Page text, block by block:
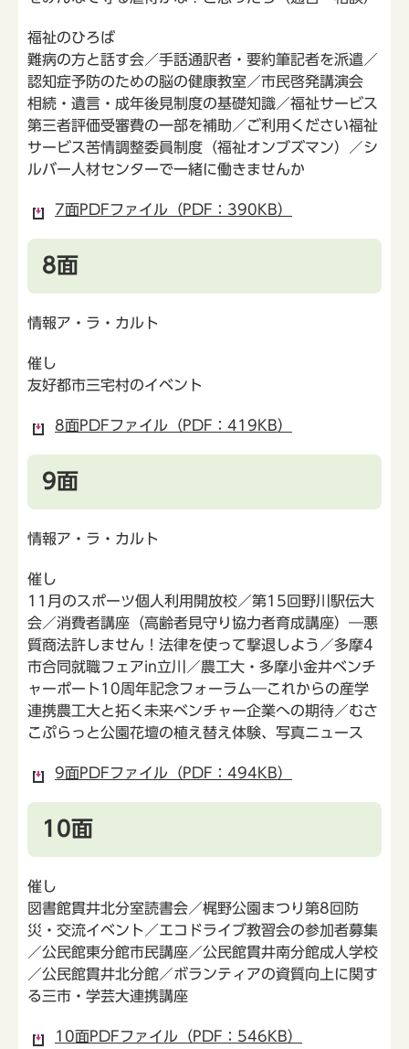
福祉のひろば
難病の方と話す会／手話通訳者・要約筆記者を派遣／
認知症予防のための脳の健康教室／市民啓発講演会
相続・遺言・成年後見制度の基礎知識／福祉サービス
第三者評価受審費の一部を補助／ご利用ください福祉
サービス苦情調整委員制度（福祉オンブズマン）／シ
ルバー人材センターで一緒に働きませんか
7面PDFファイル（PDF：390KB）
8面
情報ア・ラ・カルト
催し
友好都市三宅村のイベント
8面PDFファイル（PDF：419KB）
9面
情報ア・ラ・カルト
催し
11月のスポーツ個人利用開放校／第15回野川駅伝大
会／消費者講座（高齢者見守り協力者育成講座）―悪
質商法許しません！法律を使って撃退しよう／多摩4
市合同就職フェアin立川／農工大・多摩小金井ベンチ
ャーポート10周年記念フォーラム―これからの産学
連携農工大と拓く未来ベンチャー企業への期待／むさ
こぷらっと公園花壇の植え替え体験、写真ニュース
9面PDFファイル（PDF：494KB）
10面
催し
図書館貫井北分室読書会／梶野公園まつり第8回防
災・交流イベント／エコドライブ教習会の参加者募集
／公民館東分館市民講座／公民館貫井南分館成人学校
／公民館貫井北分館／ボランティアの資質向上に関す
る三市・学芸大連携講座
10面PDFファイル（PDF：546KB）